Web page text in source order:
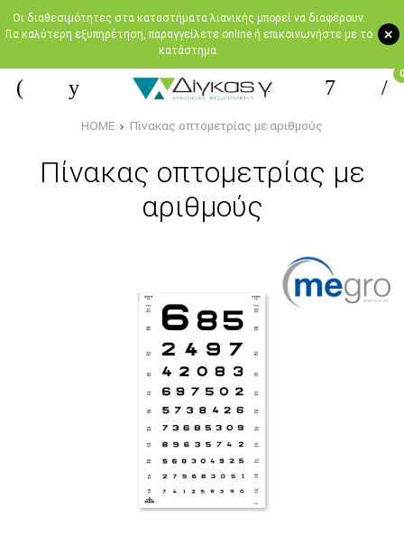
+
Oι διαθεσιμότητες στα καταστήματα λιανικής μπορεί να διαφέρουν.
Για καλύτερη εξυπηρέτηση, παραγγείλετε online ή επικοινωνήστε με το
κατάστημα.
0
HOME Πίνακας οπτομετρίας με αριθμούς
Πίνακας οπτομετρίας με
αριθμούς